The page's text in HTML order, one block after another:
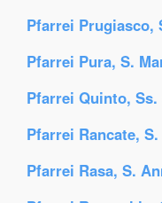
Pfarrei Prugiasco,
Pfarrei Pura, S.
Pfarrei Quinto,
Pfarrei Rancate,
Pfarrei Rasa, S.